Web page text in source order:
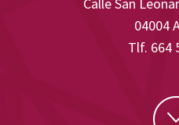
Calle San
04004
Tlf. 664